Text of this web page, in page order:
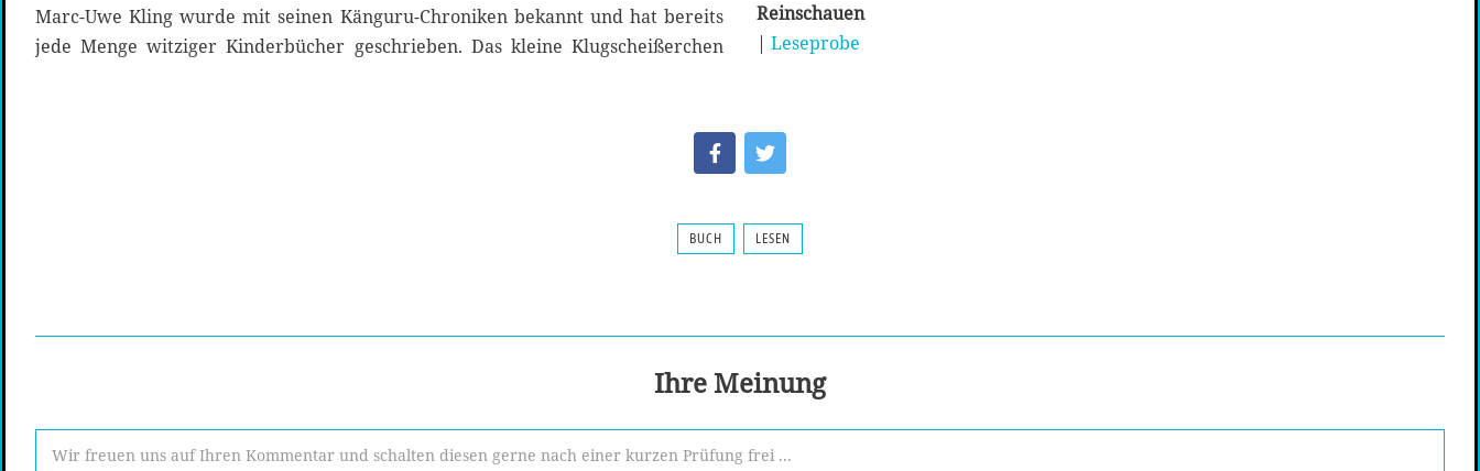
Marc-Uwe Kling wurde mit seinen Känguru-Chroniken bekannt und hat bereits
jede Menge witziger Kinderbücher geschrieben. Das kleine Klugscheißerchen
Reinschauen
| Leseprobe
BUCH LESEN
Ihre Meinung